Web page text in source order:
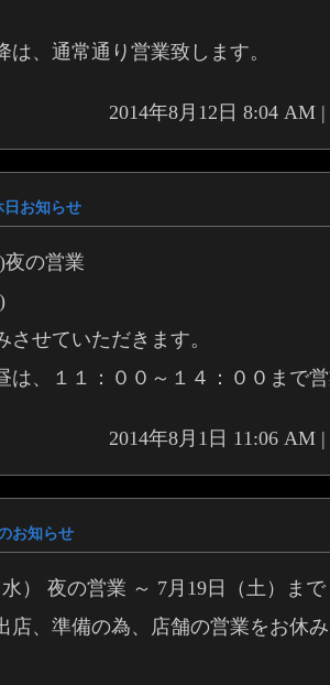
は、通常通り営業致します。
2014年8月12日 8:04 AM
日お知らせ
夜の営業
させていただきます。
は、１１：００～１４：００まで
2014年8月1日 11:06 AM
お知らせ
） 夜の営業 ～ 7月19日（土）まで
店、準備の為、店舗の営業をお休